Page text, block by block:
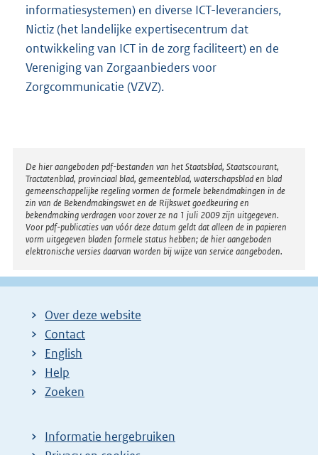
informatiesystemen) en diverse ICT-leveranciers,
Nictiz (het landelijke expertisecentrum dat
ontwikkeling van ICT in de zorg faciliteert) en de
Vereniging van Zorgaanbieders voor
Zorgcommunicatie (VZVZ).
Disclaimer
De hier aangeboden pdf-bestanden van het Staatsblad, Staatscourant,
Tractatenblad, provinciaal blad, gemeenteblad, waterschapsblad en blad
gemeenschappelijke regeling vormen de formele bekendmakingen in de
zin van de Bekendmakingswet en de Rijkswet goedkeuring en
bekendmaking verdragen voor zover ze na 1 juli 2009 zijn uitgegeven.
Voor pdf-publicaties van vóór deze datum geldt dat alleen de in papieren
vorm uitgegeven bladen formele status hebben; de hier aangeboden
elektronische versies daarvan worden bij wijze van service aangeboden.
Over deze website
Contact
English
Help
Zoeken
Informatie hergebruiken